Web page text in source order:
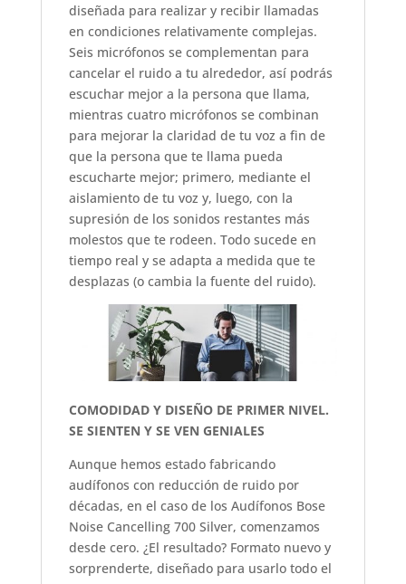
diseñada para realizar y recibir llamadas
en condiciones relativamente complejas.
Seis micrófonos se complementan para
cancelar el ruido a tu alrededor, así podrás
escuchar mejor a la persona que llama,
mientras cuatro micrófonos se combinan
para mejorar la claridad de tu voz a fin de
que la persona que te llama pueda
escucharte mejor; primero, mediante el
aislamiento de tu voz y, luego, con la
supresión de los sonidos restantes más
molestos que te rodeen. Todo sucede en
tiempo real y se adapta a medida que te
desplazas (o cambia la fuente del ruido).
COMODIDAD Y DISEÑO DE PRIMER NIVEL.
SE SIENTEN Y SE VEN GENIALES
Aunque hemos estado fabricando
audífonos con reducción de ruido por
décadas, en el caso de los Audífonos Bose
Noise Cancelling 700 Silver, comenzamos
desde cero. ¿El resultado? Formato nuevo y
sorprenderte, diseñado para usarlo todo el